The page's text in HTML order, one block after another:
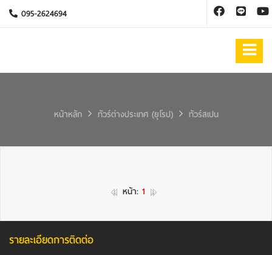
095-2624694
หน้าหลัก ทัวร์ต่างประเทศ (ยุโรป) ทัวร์สเปน
หน้า: 1
รายละเอียดการติดต่อ